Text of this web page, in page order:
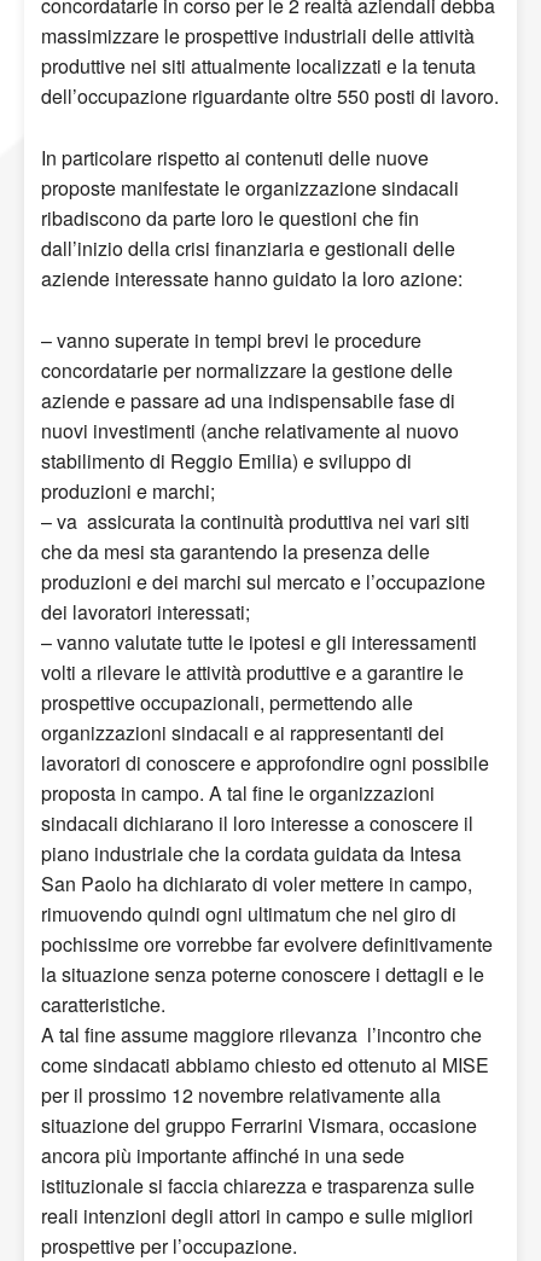
massimizzare le prospettive industriali delle attività
produttive nei siti attualmente localizzati e la tenuta
dell’occupazione riguardante oltre 550 posti di lavoro.
In particolare rispetto ai contenuti delle nuove
proposte manifestate le organizzazione sindacali
ribadiscono da parte loro le questioni che fin
dall’inizio della crisi finanziaria e gestionali delle
aziende interessate hanno guidato la loro azione:
– vanno superate in tempi brevi le procedure
concordatarie per normalizzare la gestione delle
aziende e passare ad una indispensabile fase di
nuovi investimenti (anche relativamente al nuovo
stabilimento di Reggio Emilia) e sviluppo di
produzioni e marchi;
– va assicurata la continuità produttiva nei vari siti
che da mesi sta garantendo la presenza delle
produzioni e dei marchi sul mercato e l’occupazione
dei lavoratori interessati;
– vanno valutate tutte le ipotesi e gli interessamenti
volti a rilevare le attività produttive e a garantire le
prospettive occupazionali, permettendo alle
organizzazioni sindacali e ai rappresentanti dei
lavoratori di conoscere e approfondire ogni possibile
proposta in campo. A tal fine le organizzazioni
sindacali dichiarano il loro interesse a conoscere il
piano industriale che la cordata guidata da Intesa
San Paolo ha dichiarato di voler mettere in campo,
rimuovendo quindi ogni ultimatum che nel giro di
pochissime ore vorrebbe far evolvere definitivamente
la situazione senza poterne conoscere i dettagli e le
caratteristiche.
A tal fine assume maggiore rilevanza l’incontro che
come sindacati abbiamo chiesto ed ottenuto al MISE
per il prossimo 12 novembre relativamente alla
situazione del gruppo Ferrarini Vismara, occasione
ancora più importante affinché in una sede
istituzionale si faccia chiarezza e trasparenza sulle
reali intenzioni degli attori in campo e sulle migliori
prospettive per l’occupazione.